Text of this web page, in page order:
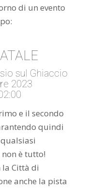
di un evento
sul Ghiaccio
2023
e il secondo
quindi
è tutto!
Città di
anche la pista